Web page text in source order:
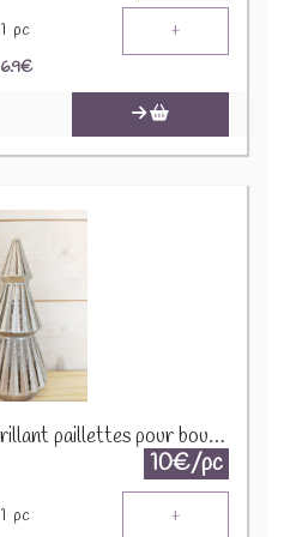
1 pc +
6.9€
Arbre de Noël argent brillant paillettes pour bougie 1650 A1590
10€/pc
1 pc +